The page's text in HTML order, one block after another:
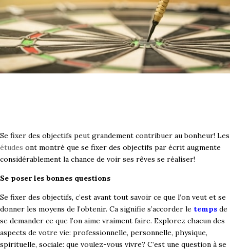
Se fixer des objectifs peut grandement contribuer au bonheur! Les
études ont montré que se fixer des objectifs par écrit augmente
considérablement la chance de voir ses rêves se réaliser!
Se poser les bonnes questions
Se fixer des objectifs, c’est avant tout savoir ce que l’on veut et se
donner les moyens de l’obtenir. Ca signifie s’accorder le temps de
se demander ce que l’on aime vraiment faire. Explorez chacun des
aspects de votre vie: professionnelle, personnelle, physique,
spirituelle, sociale: que voulez-vous vivre? C’est une question à se